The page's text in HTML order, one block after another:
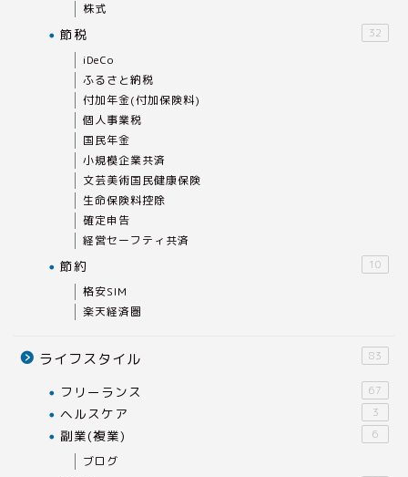
株式
節税 32
iDeCo
ふるさと納税
付加年金(付加保険料)
個人事業税
国民年金
小規模企業共済
文芸美術国民健康保険
生命保険料控除
確定申告
経営セーフティ共済
節約 10
格安SIM
楽天経済圏
ライフスタイル 83
フリーランス 67
ヘルスケア 3
副業(複業) 6
ブログ